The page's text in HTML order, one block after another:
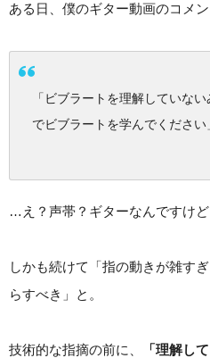
ある日、僕のギター動画のコメ
「ビブラートを理解していな
でビブラートを学んでください
…え？声帯？ギターなんですけど
しかも続けて「指の動きが雑す
らすべき」と。
技術的な指摘の前に、 「理解し